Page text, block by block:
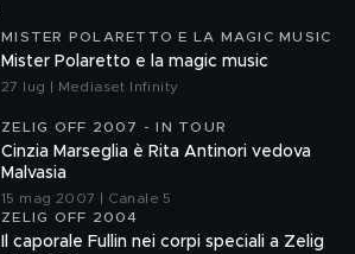
MISTER POLARETTO E LA MAGIC MUSIC
Mister Polaretto e la magic music
27 lug | Mediaset Infinity
ZELIG OFF 2007 - IN TOUR
Cinzia Marseglia è Rita Antinori vedova
Malvasia
15 mag 2007 | Canale 5
ZELIG OFF 2004
Il caporale Fullin nei corpi speciali a Zelig